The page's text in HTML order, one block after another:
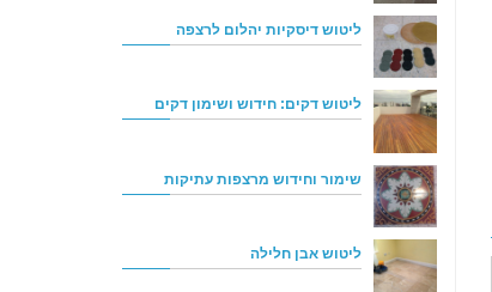
ליטוש דיסקיות יהלום לרצפה
ליטוש דקים: חידוש ושימון דקים
שימור וחידוש מרצפות עתיקות
ליטוש אבן חלילה